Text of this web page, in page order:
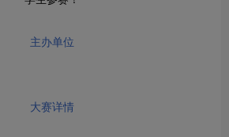
主办单位
大赛详情